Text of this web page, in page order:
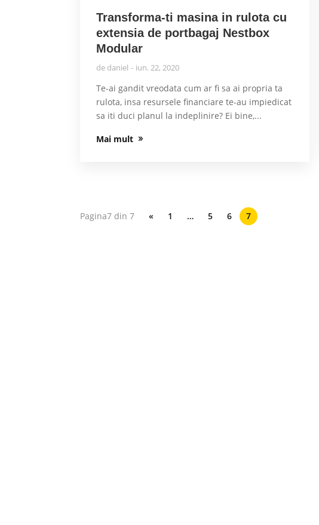
Transforma-ti masina in rulota cu
extensia de portbagaj Nestbox
Modular
de daniel iun. 22, 2020
Te-ai gandit vreodata cum ar fi sa ai propria ta
rulota, insa resursele financiare te-au impiedicat
sa iti duci planul la indeplinire? Ei bine,...
Mai mult
Pagina7 din 7 « 1 … 5 6 7